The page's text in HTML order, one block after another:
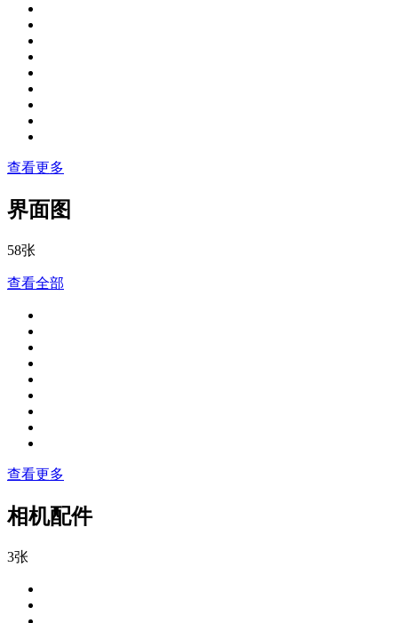
查看更多
界面图
58张
查看全部
查看更多
相机配件
3张